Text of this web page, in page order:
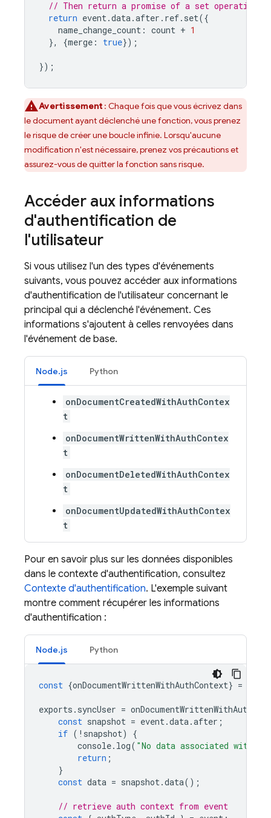
// Then return a promise of a set operation
return event.data.after . ref. set({
name_change_count : count + 1
},
{merge : true});
});
Avertissement: Chaque fois que vous écrivez dans
le document ayant déclenché une fonction, vous prenez
le risque de créer une boucle infinie. Lorsqu'aucune
modification n'est nécessaire, prenez vos précautions et
assurez-vous de quitter la fonction sans risque.
Accéder aux informations
d'authentification de
l'utilisateur
Si vous utilisez l'un des types d'événements
suivants, vous pouvez accéder aux informations
d'authentification de l'utilisateur concernant le
principal qui a déclenché l'événement. Ces
informations s'ajoutent à celles renvoyées dans
l'événement de base.
Node.js Python
onDocumentCreatedWithAuthContex
t
onDocumentWrittenWithAuthContex
t
onDocumentDeletedWithAuthContex
t
onDocumentUpdatedWithAuthContex
t
Pour en savoir plus sur les données disponibles
dans le contexte d'authentification, consultez
Contexte d'authentification. L'exemple suivant
montre comment récupérer les informations
d'authentification :
Node.js Python
const {onDocumentWrittenWithAuthContext} =
exports . syncUser =
const snapshot = event.data.after ;
if ( ! snapshot)
{
console. log( "No data associated with
return ;
}
const data = snapshot.data();
// retrieve auth context from event